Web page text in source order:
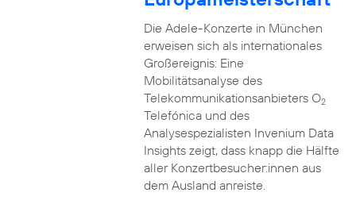
Die Adele-Konzerte in München
erweisen sich als internationales
Großereignis: Eine
Mobilitätsanalyse des
Telekommunikationsanbieters O2
Telefónica und des
Analysespezialisten Invenium Data
Insights zeigt, dass knapp die Hälfte
aller Konzertbesucher:innen aus
dem Ausland anreiste.